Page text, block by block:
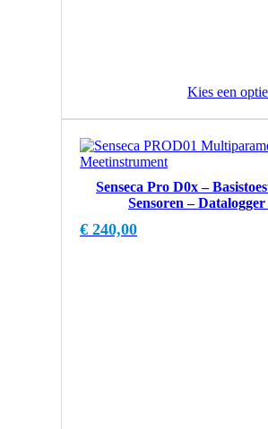
Kies een optie
Senseca Pro D0x –
Sensoren –
€ 240,00